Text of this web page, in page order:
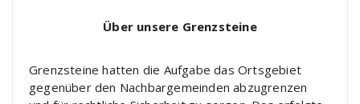
Über unsere Grenzsteine
Grenzsteine hatten die Aufgabe das Ortsgebiet
gegenüber den Nachbargemeinden abzugrenzen